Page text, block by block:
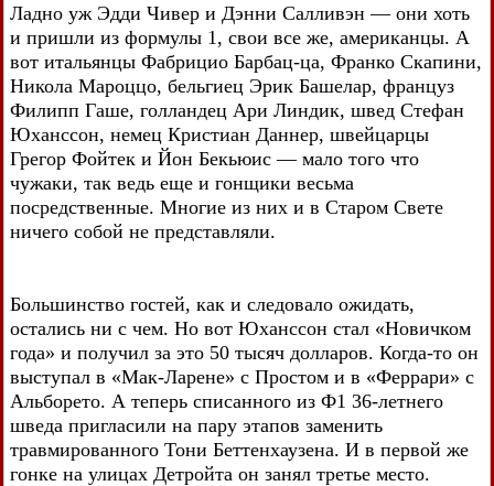
Ладно уж Эдди Чивер и Дэнни Салливэн — они хоть
и пришли из формулы 1, свои все же, американцы. А
вот итальянцы Фабрицио Барбац-ца, Франко Скапини,
Никола Мароццо, бельгиец Эрик Башелар, француз
Филипп Гаше, голландец Ари Линдик, швед Стефан
Юханссон, немец Кристиан Даннер, швейцарцы
Грегор Фойтек и Йон Бекьюис — мало того что
чужаки, так ведь еще и гонщики весьма
посредственные. Многие из них и в Старом Свете
ничего собой не представляли.
Большинство гостей, как и следовало ожидать,
остались ни с чем. Но вот Юханссон стал «Новичком
года» и получил за это 50 тысяч долларов. Когда-то он
выступал в «Мак-Ларене» с Простом и в «Феррари» с
Альборето. А теперь списанного из Ф1 36-летнего
шведа пригласили на пару этапов заменить
травмированного Тони Беттенхаузена. И в первой же
гонке на улицах Детройта он занял третье место.